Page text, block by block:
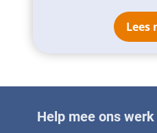
Lees
Help mee ons